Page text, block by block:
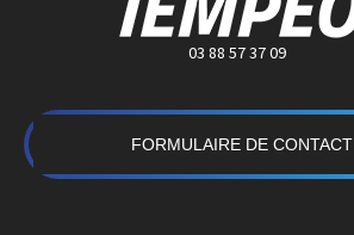
03 88 57 37 09
FORMULAIRE DE CONTACT